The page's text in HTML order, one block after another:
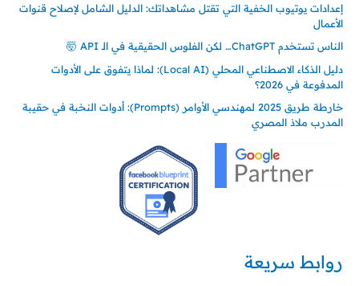
إعدادات يوتيوب الخفية التي تقتل مشاهداتك: الدليل الشامل لإصلاح قنوات
الأعمال
الناس تستخدم ChatGPT… لكن الفلوس الحقيقية في الـ API 🤯
دليل الذكاء الاصطناعي المحلي (Local AI): لماذا يتفوق على الأدوات
المدفوعة في 2026؟
خارطة طريق 2025 لمهندسي الأوامر (Prompts): أدوات النخبة في حقيبة
المدرب ملاذ المصري
روابط سريعة